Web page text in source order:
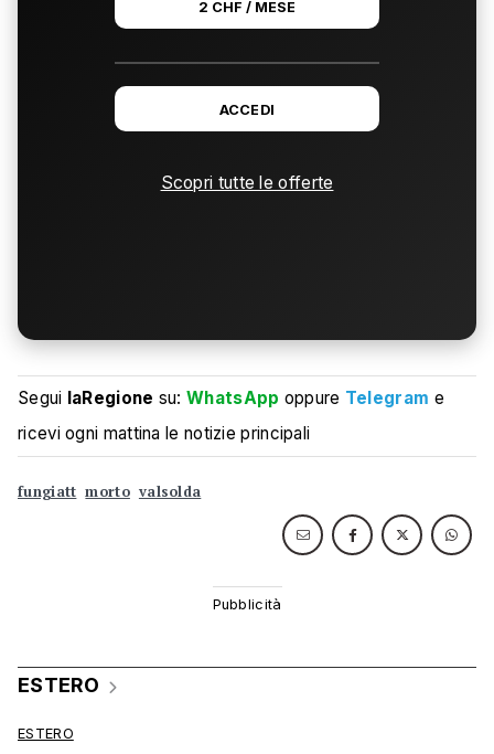
2 CHF / MESE
ACCEDI
Scopri tutte le offerte
Segui laRegione su:WhatsApp oppure Telegram e
ricevi ogni mattina le notizie principali
fungiatt morto valsolda
ESTERO
ESTERO